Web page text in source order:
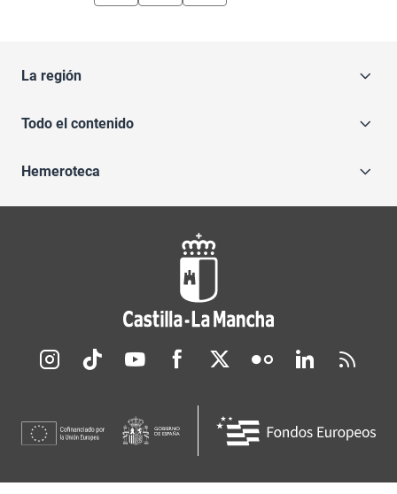
La región
Todo el contenido
Hemeroteca
Redes sociales JCCM